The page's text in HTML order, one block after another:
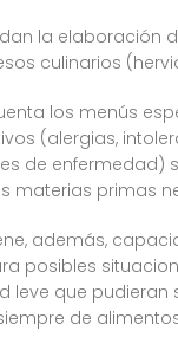
la elaboración
culinarios
los menús
(alergias,
de enfermedad)
materias primas
además,
posibles
leve que pudieran
de